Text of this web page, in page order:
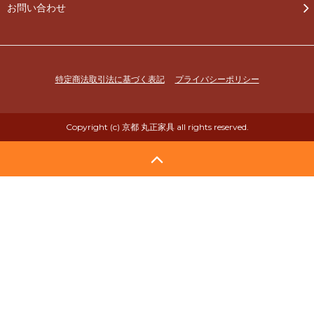
お問い合わせ
特定商法取引法に基づく表記 プライバシーポリシー
Copyright (c) 京都 丸正家具 all rights reserved.